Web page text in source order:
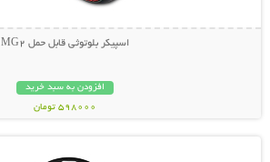
اسپیکر بلوتوثی قابل حمل MG2
افزودن به سبد خرید
598000 تومان
نمایش توضیحات بیشتر